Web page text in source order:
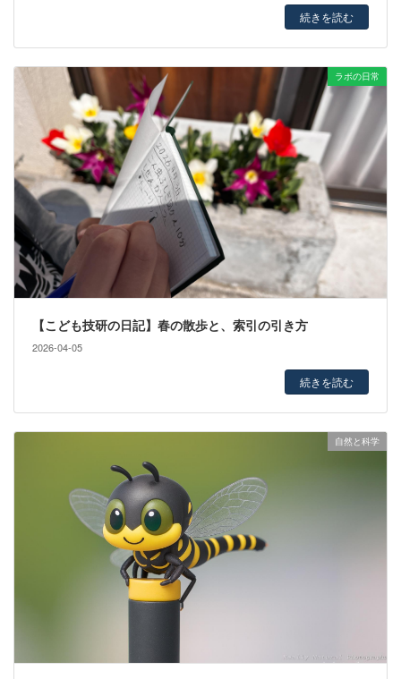
続きを読む
ラボの日常
【こども技研の日記】春の散歩と、索引の引き方
2026-04-05
続きを読む
自然と科学